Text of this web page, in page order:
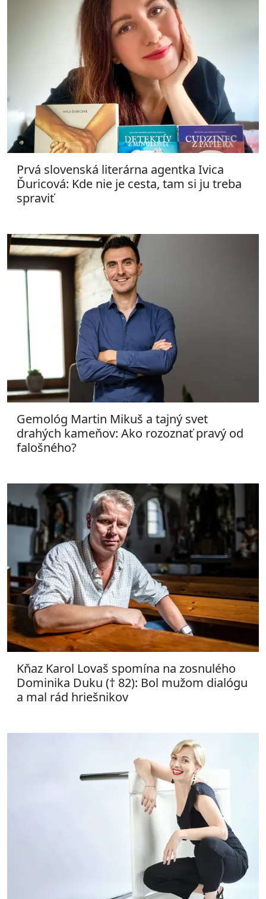
Prvá slovenská literárna agentka Ivica
Ďuricová: Kde nie je cesta, tam si ju treba
spraviť
Gemológ Martin Mikuš a tajný svet
drahých kameňov: Ako rozoznať pravý od
falošného?
Kňaz Karol Lovaš spomína na zosnulého
Dominika Duku († 82): Bol mužom dialógu
a mal rád hriešnikov